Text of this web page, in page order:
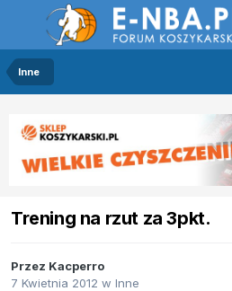
Inne
Trening na rzut za 3pkt.
Przez Kacperro
7 Kwietnia 2012 w Inne